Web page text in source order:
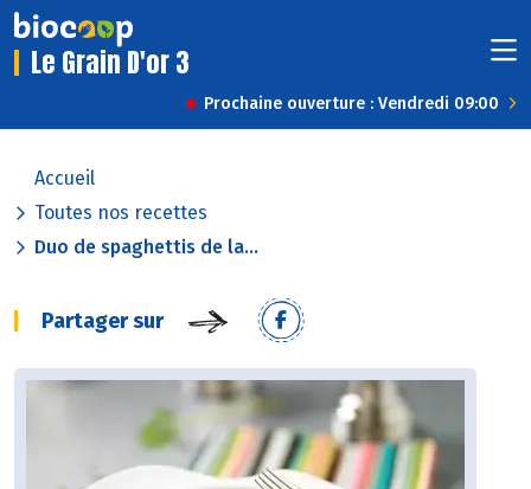
Le Grain D'or 3
Prochaine ouverture : Vendredi 09:00
Accueil
Toutes nos recettes
Duo de spaghettis de la...
Partager sur